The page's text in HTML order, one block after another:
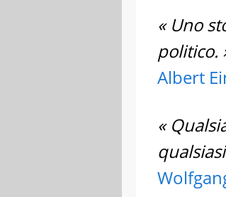
« Uno
politico.
Albert
«